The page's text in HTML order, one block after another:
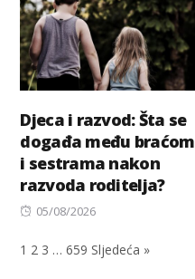
Djeca i razvod: Šta se
događa među braćom
i sestrama nakon
razvoda roditelja?
Posted
05/08/2026
1 2 3 … 659 Sljedeća »